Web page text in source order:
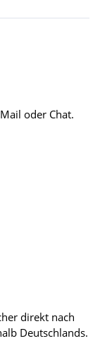
oder Chat.
direkt nach
Deutschlands.